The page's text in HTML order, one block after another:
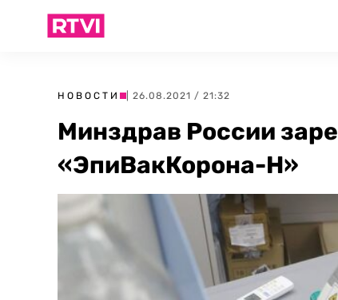
НОВОСТИ | 26.08.2021 / 21:32
Минздрав России
«ЭпиВакКорона-Н»